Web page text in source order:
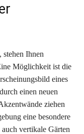
Ihnen
Möglichkeit ist die
eines
einen neuen
ziehen
eine besondere
vertikale Gärten